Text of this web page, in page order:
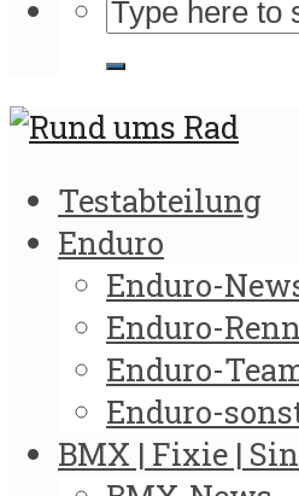
Testabteilung
Enduro
Enduro-
Enduro-
Enduro-
Enduro-
BMX | Fixie |